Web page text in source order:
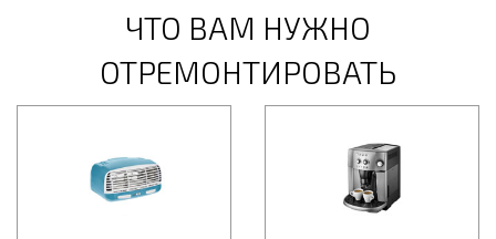
ЧТО ВАМ НУЖНО
ОТРЕМОНТИРОВАТЬ